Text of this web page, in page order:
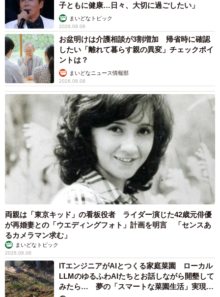
子ともに健康…日々、大切に過ごしたい」
まいどなトピック
2026.08.08
お盆明けは介護相談が3割増加 帰省時に確認
したい「離れて暮らす親の異変」チェックポイ
ントは？
まいどなニュース情報部
2026.08.08
両親は「東京キッド」の看板役者 ライダー演じた42歳元俳優
が再婚妻との「ウエディングフォト」計画を明言 「センスあ
るカメラマン求む」
まいどなトピック
2026.08.08
ITエンジニアがAIとつくる家庭菜園 ローカル
LLMのゆるふわAIたちとお話しながら開墾して
みたら… 夢の「スマートな菜園生活」実現な